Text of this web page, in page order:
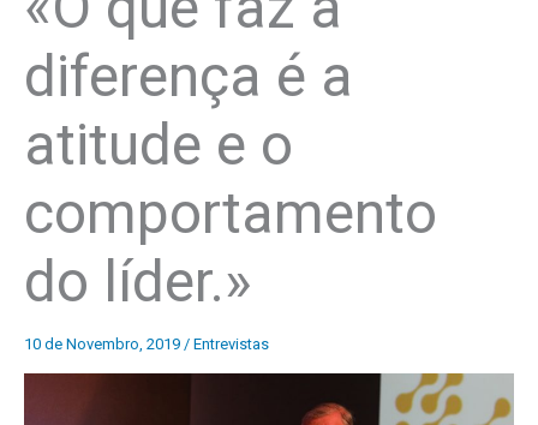
diferença é a
atitude e o
comportamento
do líder.»
10 de Novembro, 2019 / Entrevistas